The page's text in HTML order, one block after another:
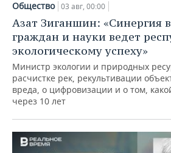
Общество 03 авг, 00:00
Азат Зиганшин: «Синергия
граждан и науки ведет
экологическому успеху»
Министр экологии и природных
расчистке рек, рекультивации
вреда, о цифровизации и о том,
через 10 лет